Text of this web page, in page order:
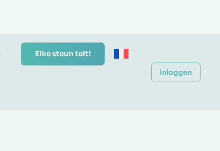
Elke steun telt!
Inloggen